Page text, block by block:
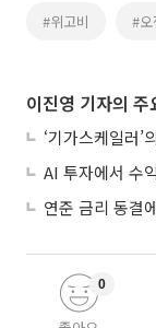
#위고비 #오
이진영 기자의 주
‘기가스케일러
0